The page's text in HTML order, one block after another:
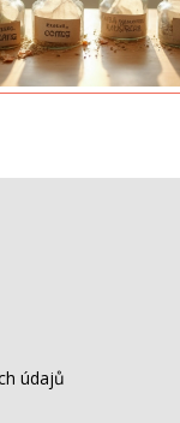
údajů